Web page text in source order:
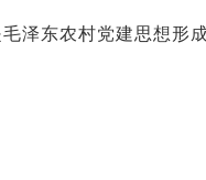
泽东农村党建思想形